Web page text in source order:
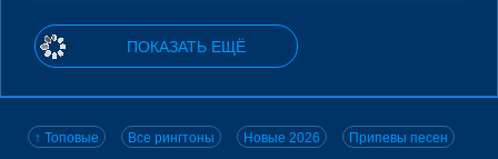
ПОКАЗАТЬ ЕЩЁ
↑ Топовые Все рингтоны Новые 2026 Припевы песен